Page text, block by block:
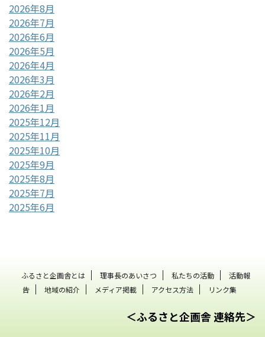
2026年8月
2026年7月
2026年6月
2026年5月
2026年4月
2026年3月
2026年2月
2026年1月
2025年12月
2025年11月
2025年10月
2025年9月
2025年8月
2025年7月
2025年6月
ふるさと企画舎とは 理事長のあいさつ 私たちの活動
活動報
告
地域の紹介 メディア掲載 アクセス方法 リンク集
＜ふるさと企画舎 連絡先＞